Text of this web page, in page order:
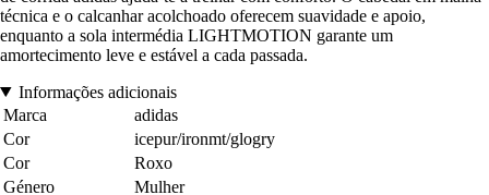
técnica e o calcanhar acolchoado oferecem suavidade e apoio,
enquanto a sola intermédia LIGHTMOTION garante um
amortecimento leve e estável a cada passada.
Informações adicionais
Marca
adidas
Cor
icepur/ironmt/glogry
Cor
Roxo
Género
Mulher